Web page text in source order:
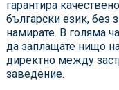
гарантира
български език, без
намирате. В голяма
да заплащате нищо
директно между
заведение.